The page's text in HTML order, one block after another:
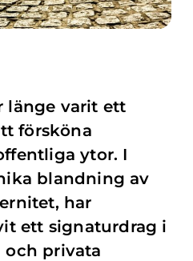
länge varit ett
försköna
ytor. I
blandning av
har
ett signaturdrag i
och privata